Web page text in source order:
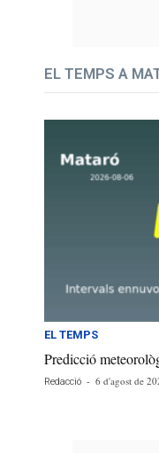
EL TEMPS A
EL TEMPS
Predicció
Redacció - 6 d'agost de